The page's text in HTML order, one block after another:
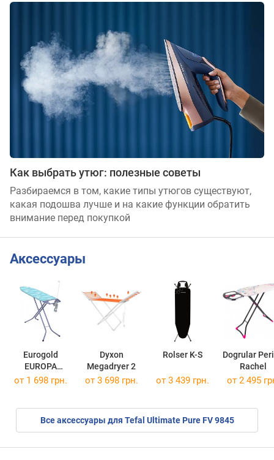
Как выбрать утюг: полезные советы
Разбираемся в том, какие типы утюгов существуют,
какая подошва лучше и на какие функции обратить
внимание перед покупкой
Аксессуары
Eurogold
EUROPA
22438P
Dyxon
Megadryer 2
Rolser K-S
Dogrular
Rachel
от 1 698 грн. от 3 698 грн. от 3 439 грн. от 2 495
Все аксессуары для Tefal Ultimate Pure FV 9845